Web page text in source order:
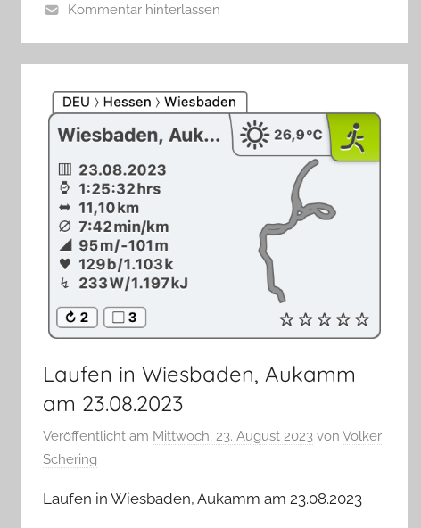
Kommentar hinterlassen
Laufen in Wiesbaden, Aukamm
am 23.08.2023
Veröffentlicht am Mittwoch, 23. August 2023 von Volker
Schering
Laufen in Wiesbaden, Aukamm am 23.08.2023